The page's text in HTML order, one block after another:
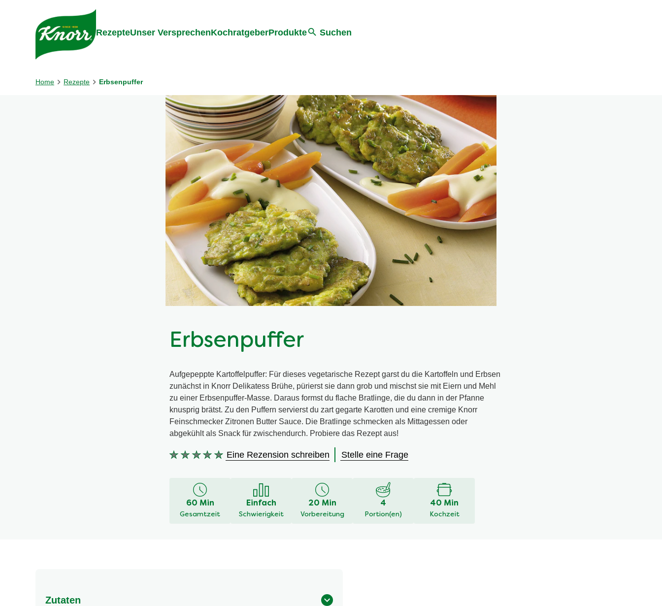
Gehe zu:
RezepteUnser VersprechenKochratgeberProdukte Suchen
Home Rezepte Erbsenpuffer
Erbsenpuffer
Aufgepeppte Kartoffelpuffer: Für dieses vegetarische Rezept garst du die Kartoffeln und Erbsen
zunächst in Knorr Delikatess Brühe, pürierst sie dann grob und mischst sie mit Eiern und Mehl
zu einer Erbsenpuffer-Masse. Daraus formst du flache Bratlinge, die du dann in der Pfanne
knusprig brätst. Zu den Puffern servierst du zart gegarte Karotten und eine cremige Knorr
Feinschmecker Zitronen Butter Sauce. Die Bratlinge schmecken als Mittagessen oder
abgekühlt als Snack für zwischendurch. Probiere das Rezept aus!
Keine
dieses
recipe
Eine Rezension schreiben Stelle eine Frage
60 Min
Gesamtzeit
Einfach
Schwierigkeit
20 Min
Vorbereitung
4
Portion(en)
40 Min
Kochzeit
Zutaten